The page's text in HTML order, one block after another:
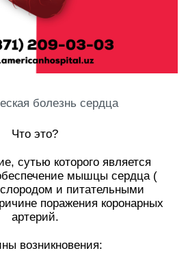
болезнь сердца
Что это?
сутью которого является
мышцы сердца (
и питательными
поражения коронарных
артерий.
возникновения: